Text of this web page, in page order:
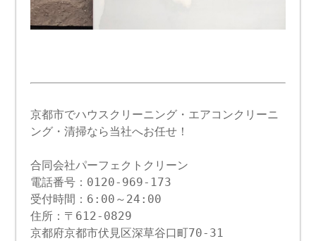
京都市でハウスクリーニング・エアコンクリーニ
ング・清掃なら当社へお任せ！
合同会社パーフェクトクリーン
電話番号：0120-969-173
受付時間：6:00～24:00
住所：〒612-0829
京都府京都市伏見区深草谷口町70-31